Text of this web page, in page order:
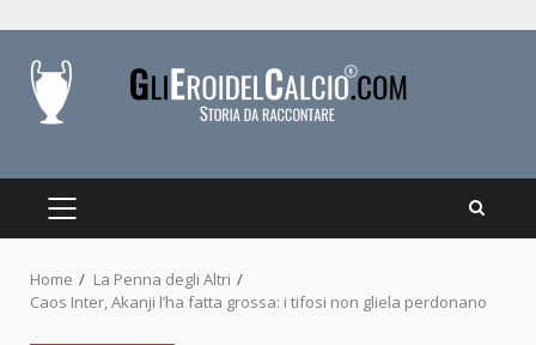
content
PRIMARY
Home
La Penna degli Altri
Caos Inter, Akanji l’ha fatta grossa: i tifosi non gliela perdonano